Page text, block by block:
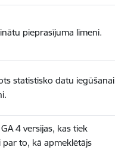
pieprasījuma līmeni.
statistisko datu iegūšanai
4 versijas, kas tiek
to, kā apmeklētājs